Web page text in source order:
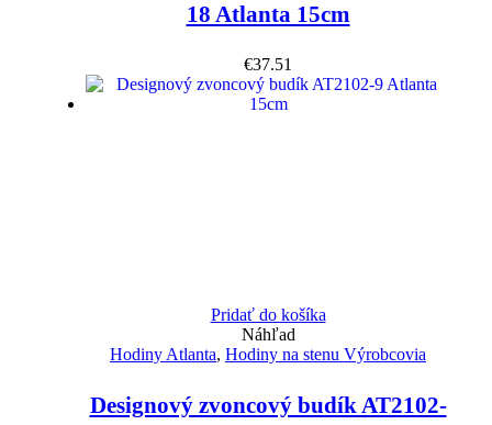
18 Atlanta 15cm
€37.51
Pridať do košíka
Náhľad
Hodiny Atlanta, Hodiny na stenu Výrobcovia
Designový zvoncový budík AT2102-